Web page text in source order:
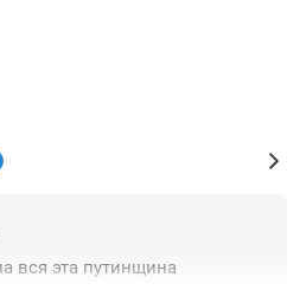
вся эта путинщина